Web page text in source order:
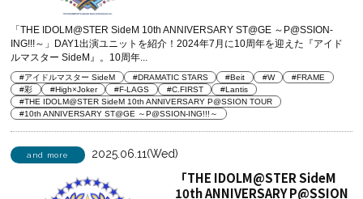
「THE IDOLM@STER SideM 10th ANNIVERSARY ST@GE ～P@SSION-
ING!!!～」DAY1出演ユニットを紹介！2024年7月に10周年を迎えた『アイド
ルマスター SideM』。10周年...
#アイドルマスター SideM #DRAMATIC STARS #Beit #W
#FRAME
#彩
#High×Joker #F-LAGS #C.FIRST
#Lantis
#THE IDOLM@STER SideM 10th ANNIVERSARY P@SSION TOUR
#10th ANNIVERSARY ST@GE ～P@SSION-ING!!!～
and more 2025.06.11(Wed)
「THE IDOLM@STER SideM
10th ANNIVERSARY P@SSION